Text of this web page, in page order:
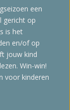
een
gericht op
is het
en/of op
jouw kind
Win-win!
voor kinderen